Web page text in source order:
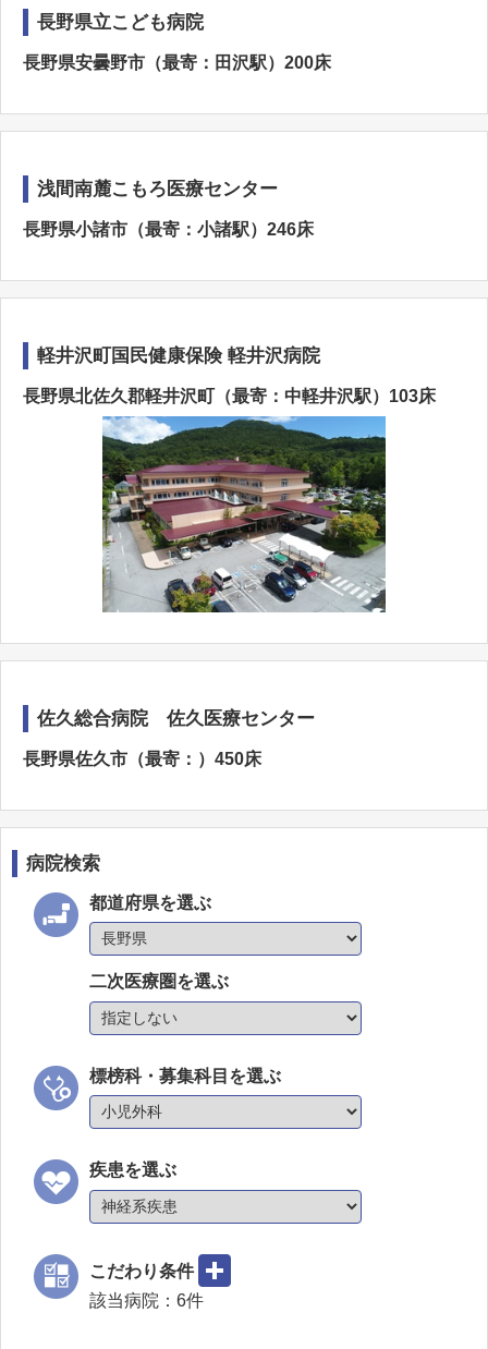
長野県立こども病院
長野県安曇野市（最寄：田沢駅）200床
浅間南麓こもろ医療センター
長野県小諸市（最寄：小諸駅）246床
軽井沢町国民健康保険 軽井沢病院
長野県北佐久郡軽井沢町（最寄：中軽井沢駅）103床
佐久総合病院 佐久医療センター
長野県佐久市（最寄：）450床
病院検索
都道府県を選ぶ
二次医療圏を選ぶ
標榜科・募集科目を選ぶ
疾患を選ぶ
こだわり条件
該当病院： 6件